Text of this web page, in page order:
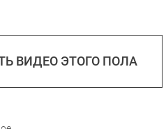
ВИДЕО ЭТОГО ПОЛА